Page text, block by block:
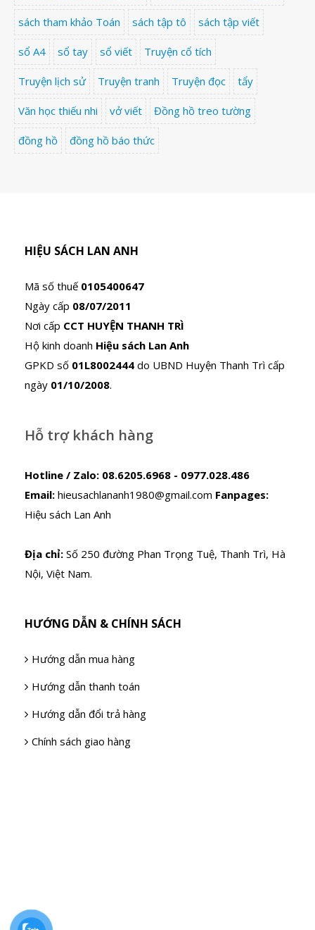
sách tham khảo Toán sách tập tô sách tập viết
sổ A4 sổ tay sổ viết Truyện cổ tích
Truyện lịch sử Truyện tranh Truyện đọc tẩy
Văn học thiếu nhi vở viết Đồng hồ treo tường
đồng hồ đồng hồ báo thức
HIỆU SÁCH LAN ANH
Mã số thuế 0105400647
Ngày cấp 08/07/2011
Nơi cấp CCT HUYỆN THANH TRÌ
Hộ kinh doanh Hiệu sách Lan Anh
GPKD số 01L8002444 do UBND Huyện Thanh Trì cấp
ngày 01/10/2008.
Hỗ trợ khách hàng
Hotline / Zalo: 08.6205.6968 - 0977.028.486
Email: hieusachlananh1980@gmail.com Fanpages:
Hiệu sách Lan Anh
Địa chỉ: Số 250 đường Phan Trọng Tuệ, Thanh Trì, Hà
Nội, Việt Nam.
HƯỚNG DẪN & CHÍNH SÁCH
Hướng dẫn mua hàng
Hướng dẫn thanh toán
Hướng dẫn đổi trả hàng
Chính sách giao hàng